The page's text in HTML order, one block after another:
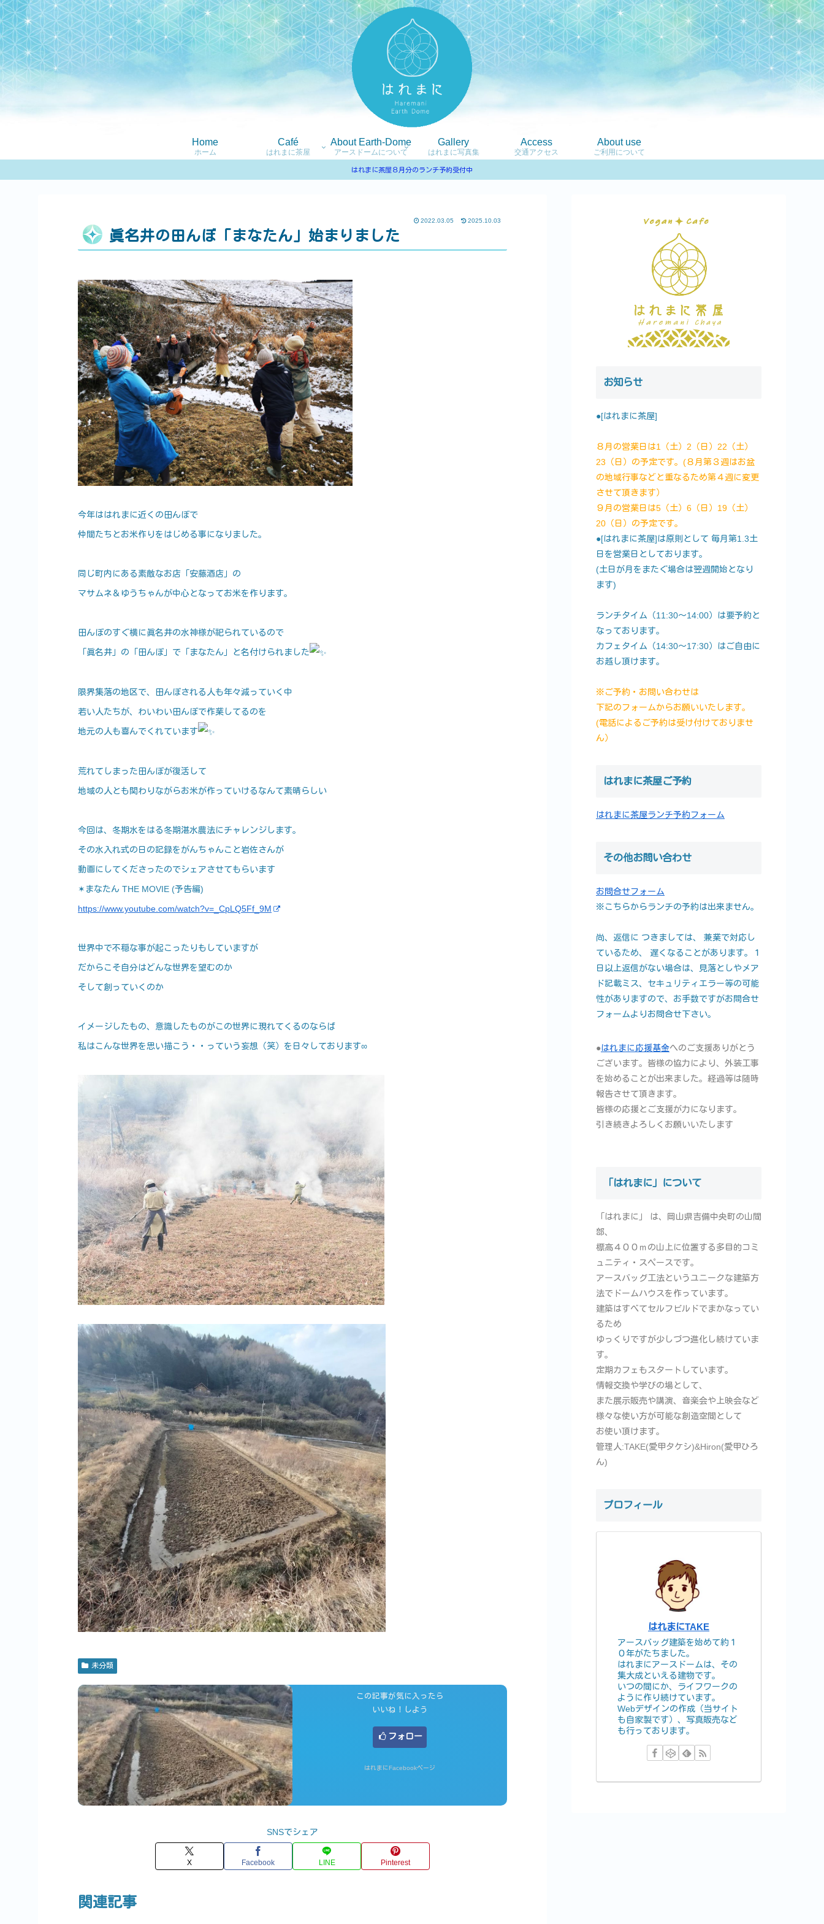
Home
ホーム
Café
はれまに茶屋
About Earth-Dome
アースドームについて
Gallery
はれまに写真集
Access
交通アクセス
About use
ご利用について
はれまに茶屋８月分のランチ予約受付中
2022.03.05 2025.10.03
眞名井の田んぼ「まなたん」始まりました
今年ははれまに近くの田んぼで
仲間たちとお米作りをはじめる事になりました。
同じ町内にある素敵なお店「安藤酒店」の
マサムネ＆ゆうちゃんが中心となってお米を作ります。
田んぼのすぐ横に眞名井の水神様が祀られているので
「眞名井」の「田んぼ」で「まなたん」と名付けられました
限界集落の地区で、田んぼされる人も年々減っていく中
若い人たちが、わいわい田んぼで作業してるのを
地元の人も喜んでくれています
荒れてしまった田んぼが復活して
地域の人とも関わりながらお米が作っていけるなんて素晴らしい
今回は、冬期水をはる冬期湛水農法にチャレンジします。
その水入れ式の日の記録をがんちゃんこと岩佐さんが
動画にしてくださったのでシェアさせてもらいます
✶まなたん THE MOVIE (予告編)
https://www.youtube.com/watch?v=_CpLQ5Ff_9M
世界中で不穏な事が起こったりもしていますが
だからこそ自分はどんな世界を望むのか
そして創っていくのか
イメージしたもの、意識したものがこの世界に現れてくるのならば
私はこんな世界を思い描こう・・っていう妄想（笑）を日々しております∞
未分類
この記事が気に入ったら
いいね！しよう
フォロー
はれまにFacebookページ
SNSでシェア
X Facebook LINE Pinterest
関連記事
お知らせ
●[はれまに茶屋]
８月の営業日は1（土）2（日）22（土）
23（日）の予定です。(８月第３週はお盆
の地域行事などと重なるため第４週に変更
させて頂きます）
９月の営業日は5（土）6（日）19（土）
20（日）の予定です。
●[はれまに茶屋]は原則として 毎月第1.3土
日を営業日としております。
(土日が月をまたぐ場合は翌週開始となり
ます)
ランチタイム（11:30～14:00）は要予約と
なっております。
カフェタイム（14:30～17:30）はご自由に
お越し頂けます。
※ご予約・お問い合わせは
下記のフォームからお願いいたします。
(電話によるご予約は受け付けておりませ
ん）
はれまに茶屋ご予約
はれまに茶屋ランチ予約フォーム
その他お問い合わせ
お問合せフォーム
※こちらからランチの予約は出来ません。
尚、返信に つきましては、 兼業で対応し
ているため、 遅くなることがあります。１
日以上返信がない場合は、見落としやメア
ド記載ミス、セキュリティエラー等の可能
性がありますので、お手数ですがお問合せ
フォームよりお問合せ下さい。
●はれまに応援基金へのご支援ありがとう
ございます。皆様の協力により、外装工事
を始めることが出来ました。経過等は随時
報告させて頂きます。
皆様の応援とご支援が力になります。
引き続きよろしくお願いいたします
「はれまに」について
「はれまに」 は、岡山県吉備中央町の山間
部、
標高４００ｍの山上に位置する多目的コミ
ュニティ・スペースです。
アースバッグ工法というユニークな建築方
法でドームハウスを作っています。
建築はすべてセルフビルドでまかなってい
るため
ゆっくりですが少しづつ進化し続けていま
す。
定期カフェもスタートしています。
情報交換や学びの場として、
また展示販売や講演、音楽会や上映会など
様々な使い方が可能な創造空間として
お使い頂けます。
管理人:TAKE(愛甲タケシ)&Hiron(愛甲ひろ
ん)
プロフィール
はれまにTAKE
アースバッグ建築を始めて約１
０年がたちました。
はれまにアースドームは、その
集大成といえる建物です。
いつの間にか、ライフワークの
ように作り続けています。
Webデザインの作成（当サイト
も自家製です）、写真販売など
も行っております。